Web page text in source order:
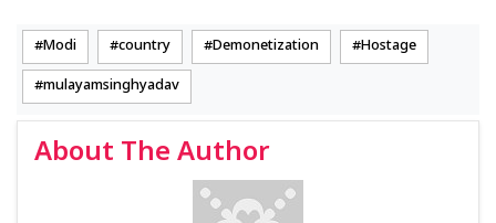
Modi country Demonetization Hostage
mulayamsinghyadav
About The Author